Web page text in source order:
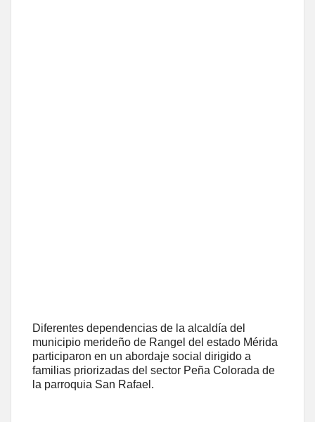
Diferentes dependencias de la alcaldía del
municipio merideño de Rangel del estado Mérida
participaron en un abordaje social dirigido a
familias priorizadas del sector Peña Colorada de
la parroquia San Rafael.